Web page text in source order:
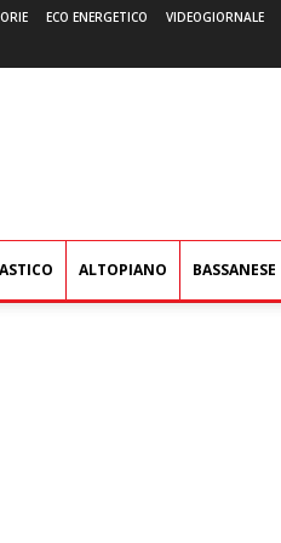
ECO ENERGETICO VIDEOGIORNALE
ALTOPIANO BASSANESE